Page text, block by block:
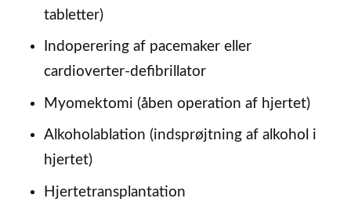
tabletter)
Indoperering af pacemaker eller
cardioverter-defibrillator
Myomektomi (åben operation af hjertet)
Alkoholablation (indsprøjtning af alkohol i
hjertet)
Hjertetransplantation